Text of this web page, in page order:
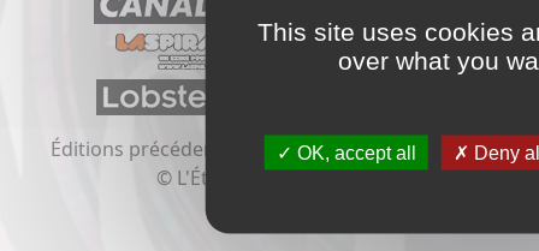
Éditions précédentes: 2020 201920182017
2016
© L'Étrange Festival 2021
This site uses cookies
over what you
OK, accept all Deny